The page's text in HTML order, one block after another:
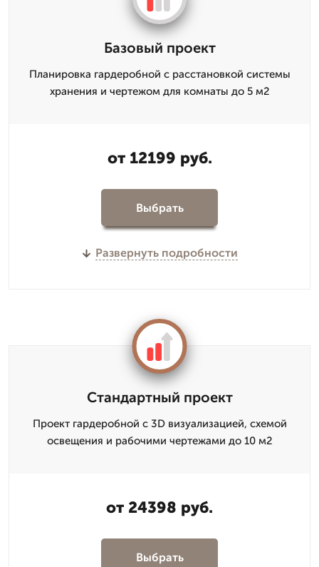
Базовый проект
Планировка гардеробной с расстановкой системы
хранения и чертежом для комнаты до 5 м2
от 12199 руб.
Выбрать
Развернуть подробности
Стандартный проект
Проект гардеробной с 3D визуализацией, схемой
освещения и рабочими чертежами до 10 м2
от 24398 руб.
Выбрать